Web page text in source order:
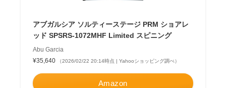
アブガルシア ソルティーステージ PRM ショアレ
ッド SPSRS-1072MHF Limited スピニング
Abu Garcia
¥35,640
（2026/02/22 20:14時点 | Yahooショッピング調べ）
Amazon